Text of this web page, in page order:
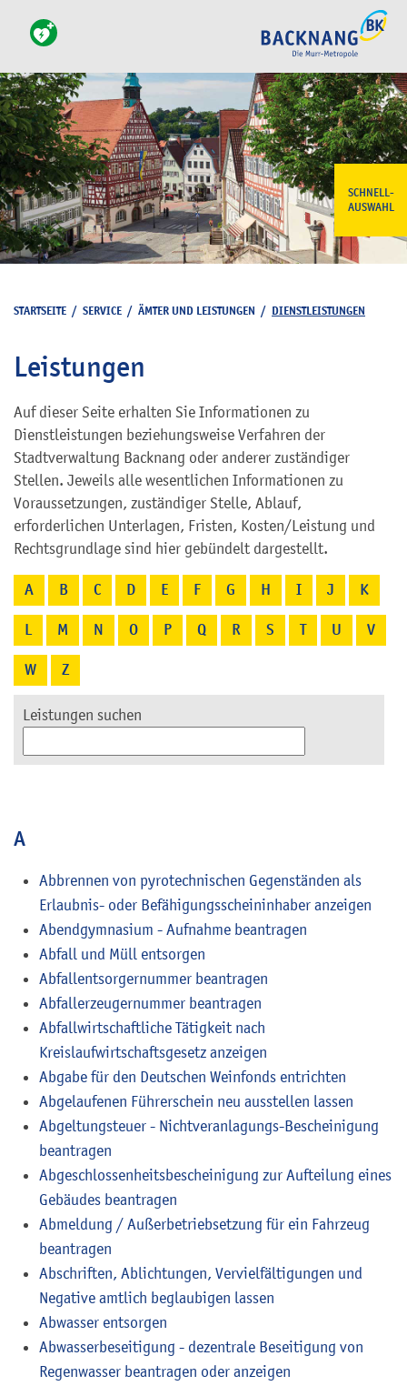
SCHNELL-
AUSWAHL
STARTSEITE / SERVICE / ÄMTER UND LEISTUNGEN / DIENSTLEISTUNGEN
Leistungen
Auf dieser Seite erhalten Sie Informationen zu
Dienstleistungen beziehungsweise Verfahren der
Stadtverwaltung Backnang oder anderer zuständiger
Stellen. Jeweils alle wesentlichen Informationen zu
Voraussetzungen, zuständiger Stelle, Ablauf,
erforderlichen Unterlagen, Fristen, Kosten/Leistung und
Rechtsgrundlage sind hier gebündelt dargestellt.
A B C D E F G H I J K
L M N O P Q R S T U V
W Z
Leistungen suchen
A
Abbrennen von pyrotechnischen Gegenständen als
Erlaubnis- oder Befähigungsscheininhaber anzeigen
Abendgymnasium - Aufnahme beantragen
Abfall und Müll entsorgen
Abfallentsorgernummer beantragen
Abfallerzeugernummer beantragen
Abfallwirtschaftliche Tätigkeit nach
Kreislaufwirtschaftsgesetz anzeigen
Abgabe für den Deutschen Weinfonds entrichten
Abgelaufenen Führerschein neu ausstellen lassen
Abgeltungsteuer - Nichtveranlagungs-Bescheinigung
beantragen
Abgeschlossenheitsbescheinigung zur Aufteilung eines
Gebäudes beantragen
Abmeldung / Außerbetriebsetzung für ein Fahrzeug
beantragen
Abschriften, Ablichtungen, Vervielfältigungen und
Negative amtlich beglaubigen lassen
Abwasser entsorgen
Abwasserbeseitigung - dezentrale Beseitigung von
Regenwasser beantragen oder anzeigen